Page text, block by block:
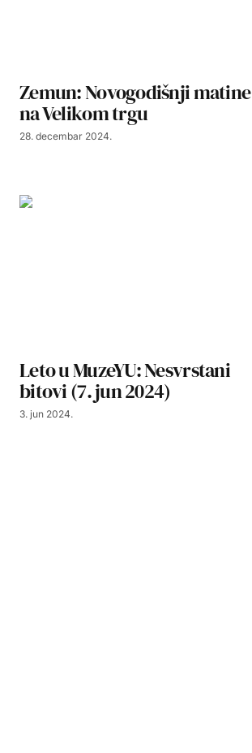
Zemun: Novogodišnji matine
na Velikom trgu
28. decembar 2024.
Leto u MuzeYU: Nesvrstani
bitovi (7. jun 2024)
3. jun 2024.